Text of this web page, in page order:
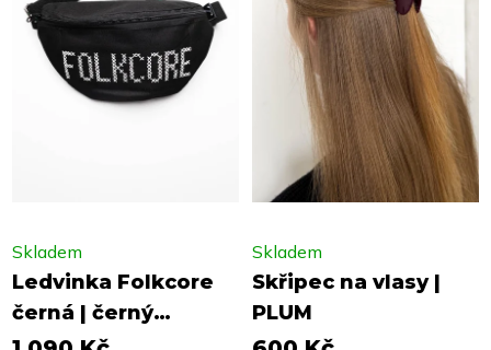
Ledvinka Folkcore
černá | černý
popruh, bílý nápis
Skladem
Skřipec na vlasy |
PLUM
Skladem